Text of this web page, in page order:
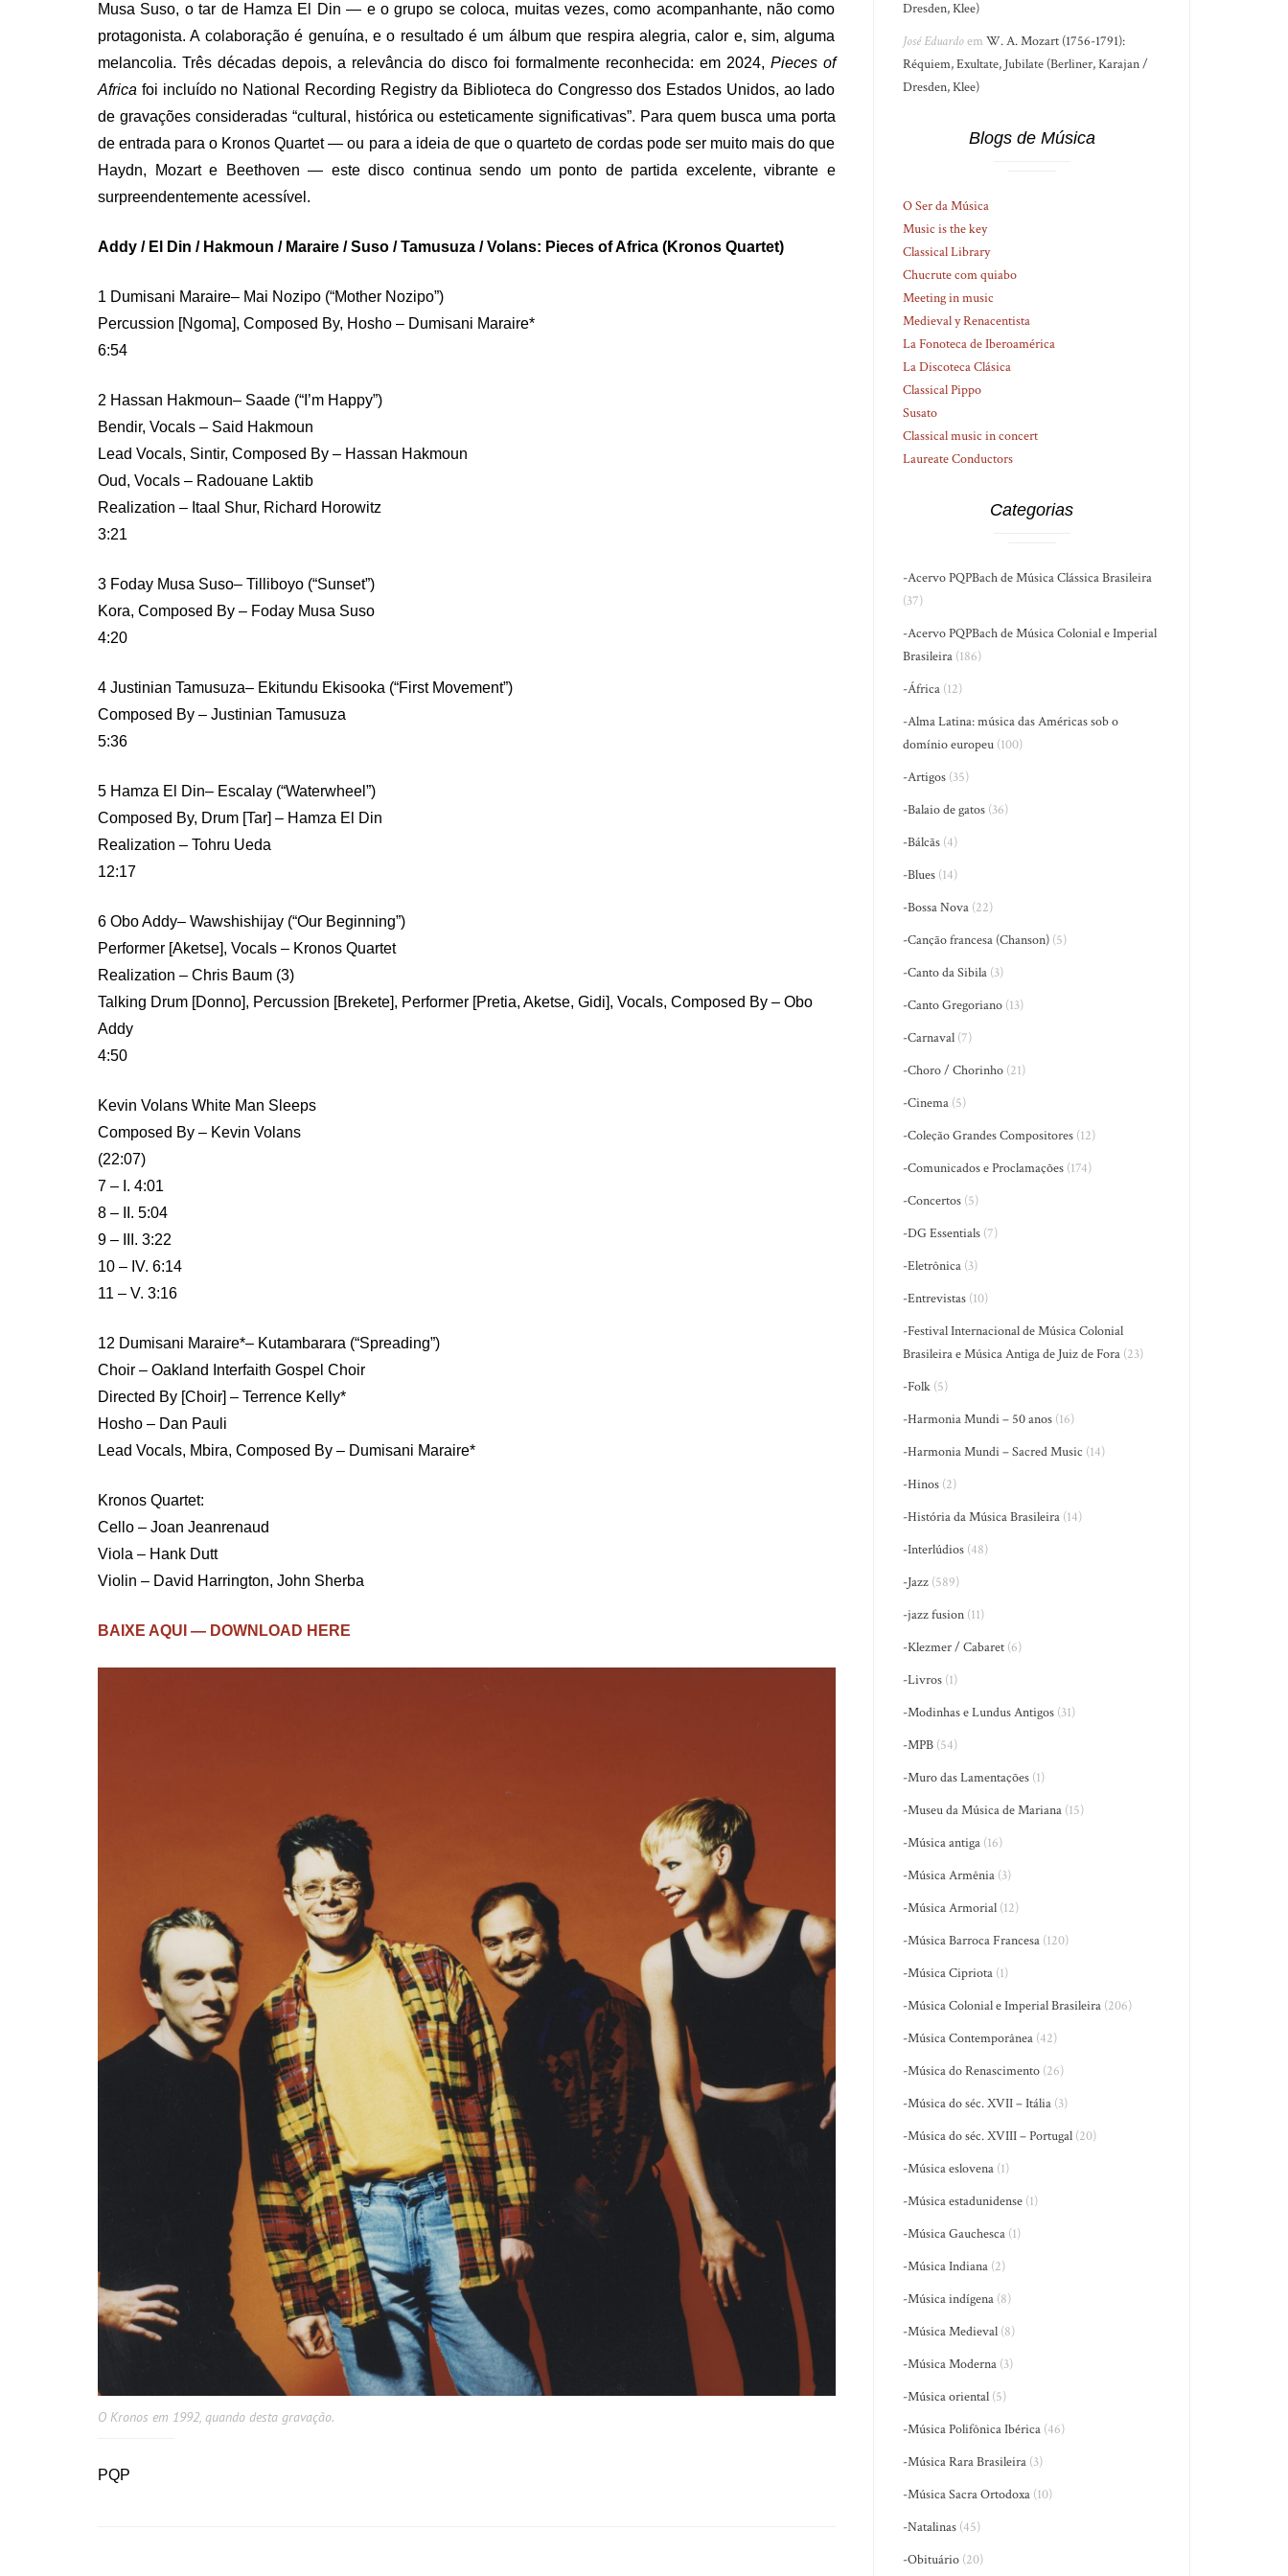
Musa Suso, o tar de Hamza El Din — e o grupo se coloca, muitas vezes, como acompanhante, não como
protagonista. A colaboração é genuína, e o resultado é um álbum que respira alegria, calor e, sim, alguma
melancolia. Três décadas depois, a relevância do disco foi formalmente reconhecida: em 2024, Pieces of
Africa foi incluído no National Recording Registry da Biblioteca do Congresso dos Estados Unidos, ao lado
de gravações consideradas “cultural, histórica ou esteticamente significativas”. Para quem busca uma porta
de entrada para o Kronos Quartet — ou para a ideia de que o quarteto de cordas pode ser muito mais do que
Haydn, Mozart e Beethoven — este disco continua sendo um ponto de partida excelente, vibrante e
surpreendentemente acessível.
Addy / El Din / Hakmoun / Maraire / Suso / Tamusuza / Volans: Pieces of Africa (Kronos Quartet)
1 Dumisani Maraire– Mai Nozipo (“Mother Nozipo”)
Percussion [Ngoma], Composed By, Hosho – Dumisani Maraire*
6:54
2 Hassan Hakmoun– Saade (“I’m Happy”)
Bendir, Vocals – Said Hakmoun
Lead Vocals, Sintir, Composed By – Hassan Hakmoun
Oud, Vocals – Radouane Laktib
Realization – Itaal Shur, Richard Horowitz
3:21
3 Foday Musa Suso– Tilliboyo (“Sunset”)
Kora, Composed By – Foday Musa Suso
4:20
4 Justinian Tamusuza– Ekitundu Ekisooka (“First Movement”)
Composed By – Justinian Tamusuza
5:36
5 Hamza El Din– Escalay (“Waterwheel”)
Composed By, Drum [Tar] – Hamza El Din
Realization – Tohru Ueda
12:17
6 Obo Addy– Wawshishijay (“Our Beginning”)
Performer [Aketse], Vocals – Kronos Quartet
Realization – Chris Baum (3)
Talking Drum [Donno], Percussion [Brekete], Performer [Pretia, Aketse, Gidi], Vocals, Composed By – Obo
Addy
4:50
Kevin Volans White Man Sleeps
Composed By – Kevin Volans
(22:07)
7 – I. 4:01
8 – II. 5:04
9 – III. 3:22
10 – IV. 6:14
11 – V. 3:16
12 Dumisani Maraire*– Kutambarara (“Spreading”)
Choir – Oakland Interfaith Gospel Choir
Directed By [Choir] – Terrence Kelly*
Hosho – Dan Pauli
Lead Vocals, Mbira, Composed By – Dumisani Maraire*
Kronos Quartet:
Cello – Joan Jeanrenaud
Viola – Hank Dutt
Violin – David Harrington, John Sherba
BAIXE AQUI — DOWNLOAD HERE
O Kronos em 1992, quando desta gravação.
PQP
Dresden, Klee)
José EduardoemW. A. Mozart (1756-1791):
Réquiem, Exultate, Jubilate (Berliner, Karajan /
Dresden, Klee)
Blogs de Música
O Ser da Música
Music is the key
Classical Library
Chucrute com quiabo
Meeting in music
Medieval y Renacentista
La Fonoteca de Iberoamérica
La Discoteca Clásica
Classical Pippo
Susato
Classical music in concert
Laureate Conductors
Categorias
-Acervo PQPBach de Música Clássica Brasileira
(37)
-Acervo PQPBach de Música Colonial e Imperial
Brasileira (186)
-África (12)
-Alma Latina: música das Américas sob o
domínio europeu (100)
-Artigos (35)
-Balaio de gatos (36)
-Bálcãs (4)
-Blues (14)
-Bossa Nova (22)
-Canção francesa (Chanson) (5)
-Canto da Sibila (3)
-Canto Gregoriano (13)
-Carnaval (7)
-Choro / Chorinho (21)
-Cinema (5)
-Coleção Grandes Compositores (12)
-Comunicados e Proclamações (174)
-Concertos (5)
-DG Essentials (7)
-Eletrônica (3)
-Entrevistas (10)
-Festival Internacional de Música Colonial
Brasileira e Música Antiga de Juiz de Fora (23)
-Folk (5)
-Harmonia Mundi – 50 anos (16)
-Harmonia Mundi – Sacred Music (14)
-Hinos (2)
-História da Música Brasileira (14)
-Interlúdios (48)
-Jazz (589)
-jazz fusion (11)
-Klezmer / Cabaret (6)
-Livros (1)
-Modinhas e Lundus Antigos (31)
-MPB (54)
-Muro das Lamentações (1)
-Museu da Música de Mariana (15)
-Música antiga (16)
-Música Armênia (3)
-Música Armorial (12)
-Música Barroca Francesa (120)
-Música Cipriota (1)
-Música Colonial e Imperial Brasileira (206)
-Música Contemporânea (42)
-Música do Renascimento (26)
-Música do séc. XVII – Itália (3)
-Música do séc. XVIII – Portugal (20)
-Música eslovena (1)
-Música estadunidense (1)
-Música Gauchesca (1)
-Música Indiana (2)
-Música indígena (8)
-Música Medieval (8)
-Música Moderna (3)
-Música oriental (5)
-Música Polifônica Ibérica (46)
-Música Rara Brasileira (3)
-Música Sacra Ortodoxa (10)
-Natalinas (45)
-Obituário (20)